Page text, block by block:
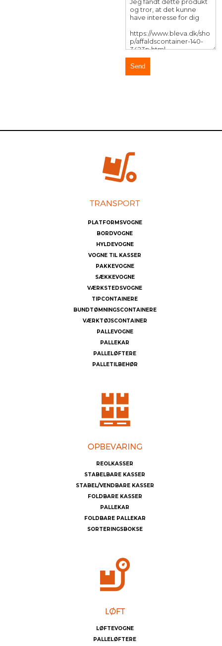
PLATFORMSVOGNE
BORDVOGNE
HYLDEVOGNE
VOGNE TIL KASSER
PAKKEVOGNE
SÆKKEVOGNE
VÆRKSTEDSVOGNE
TIPCONTAINERE
BUNDTØMNINGSCONTAINERE
VÆRKTØJSCONTAINER
PALLEVOGNE
PALLEKAR
PALLELØFTERE
PALLETILBEHØR
REOLKASSER
STABELBARE KASSER
STABEL/VENDBARE KASSER
FOLDBARE KASSER
PALLEKAR
FOLDBARE PALLEKAR
SORTERINGSBOKSE
LØFTEVOGNE
PALLELØFTERE